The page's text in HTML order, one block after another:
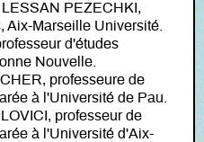
PEZECHKI,
Aix-Marseille Université.
d'études
Nouvelle.
professeure de
à l'Université de Pau.
professeur de
à l'Université d'Aix-